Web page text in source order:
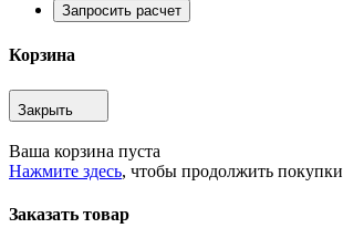
Запросить расчет
Корзина
Закрыть
Ваша корзина пуста
Нажмите здесь, чтобы продолжить покупки
Заказать товар